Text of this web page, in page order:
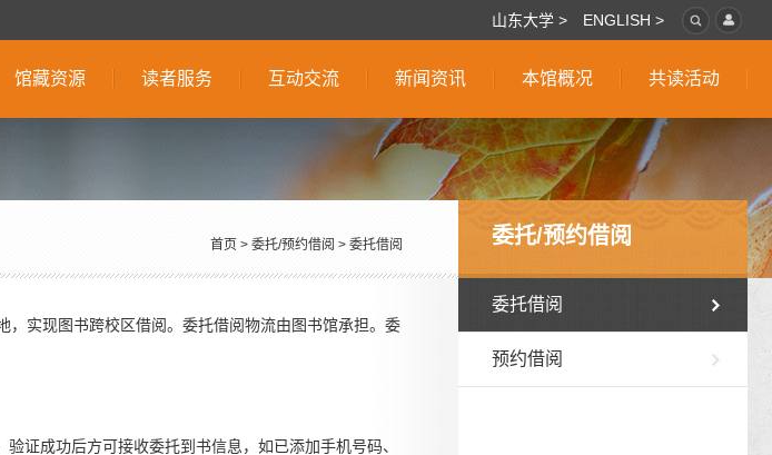
山东大学 > ENGLISH >
馆藏资源 读者服务 互动交流 新闻资讯 本馆概况 共读活动
首页 > 委托/预约借阅 > 委托借阅
实现图书跨校区借阅。委托借阅物流由图书馆承担。委
证成功后方可接收委托到书信息，如已添加手机号码、
委托/预约借阅
委托借阅
预约借阅